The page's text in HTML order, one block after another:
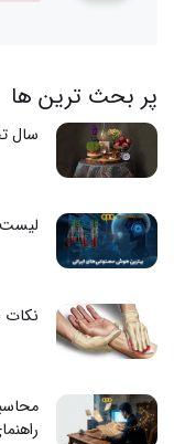
پر بحث ترین ها
سال تحویل
نکات